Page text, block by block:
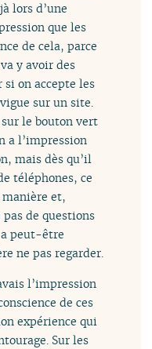
lors d’une
que les
de cela, parce
y avoir des
si on accepte les
sur un site.
le bouton vert
a l’impression
mais dès qu’il
téléphones, ce
manière et,
de questions
a peut-être
ne pas regarder.
l’impression
de ces
expérience qui
Sur les